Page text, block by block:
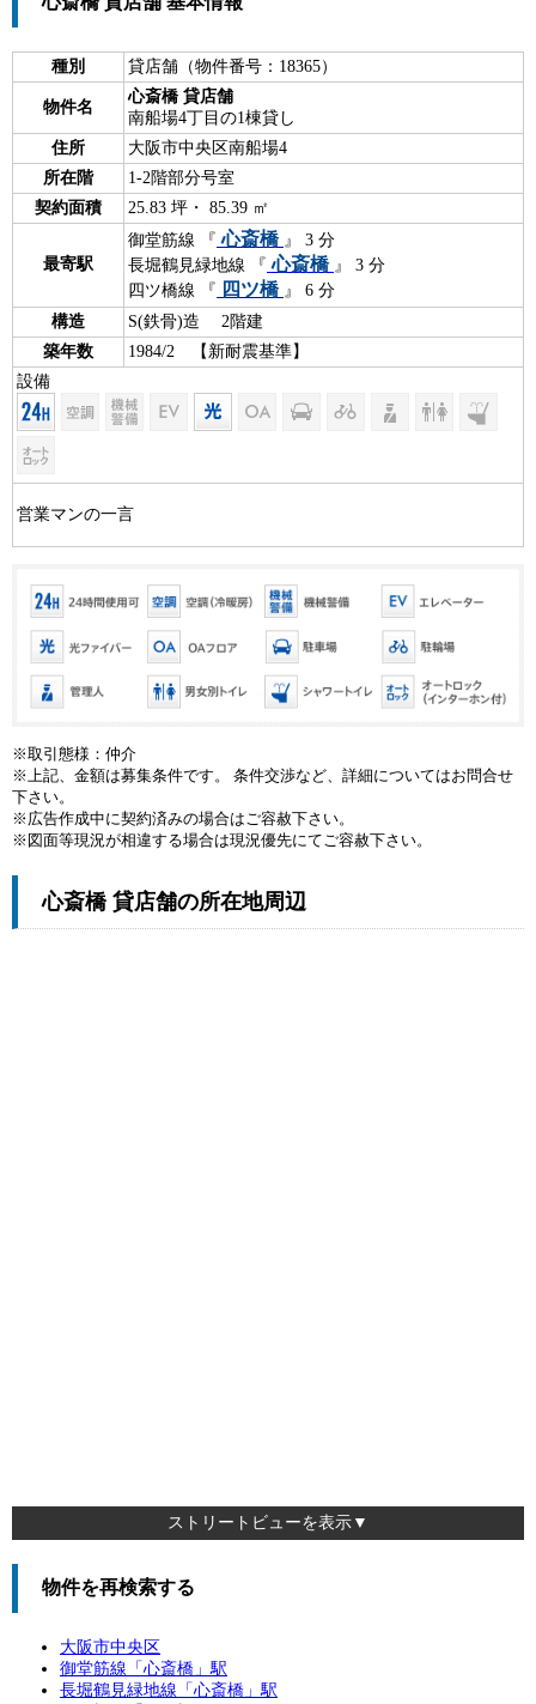
種別 貸店舗（物件番号：18365）
物件名
心斎橋 貸店舗
南船場4丁目の1棟貸し
住所
大阪市中央区南船場4
所在階
1-2階部分号室
契約面積
25.83 坪・ 85.39 ㎡
最寄駅
御堂筋線 『 心斎橋 』 3 分
長堀鶴見緑地線 『 心斎橋 』 3 分
四ツ橋線 『 四ツ橋 』 6 分
構造
S(鉄骨)造 2階建
築年数
1984/2 【新耐震基準】
設備
営業マンの一言
※取引態様：仲介
※上記、金額は募集条件です。 条件交渉など、詳細についてはお問合せ
下さい。
※広告作成中に契約済みの場合はご容赦下さい。
※図面等現況が相違する場合は現況優先にてご容赦下さい。
心斎橋 貸店舗の所在地周辺
ストリートビューを表示▼
物件を再検索する
大阪市中央区
御堂筋線「 心斎橋 」駅
長堀鶴見緑地線「 心斎橋 」駅